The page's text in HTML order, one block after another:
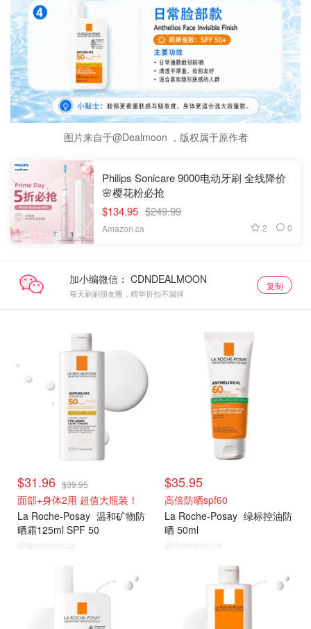
图片来自于@Dealmoon ，版权属于原作者
Philips Sonicare 9000电动牙刷 全线降价
🌸樱花粉必抢
$134.95 $249.99
Amazon.ca 2 0
加小编微信：
每天刷刷朋友圈，精华折扣不漏掉
复制
$31.96 $39.95
面部+身体2用 超值大瓶装！
La Roche-Posay 温和矿物防
晒霜125ml SPF 50
@dealmoon.ca
$35.95
高倍防晒spf60
La Roche-Posay 绿标控油防
晒 50ml
@dealmoon.ca